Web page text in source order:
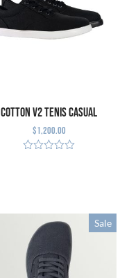
Cotton V2 Tenis Casual
$1,200.00
Sale